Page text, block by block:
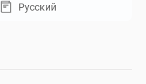
Русский